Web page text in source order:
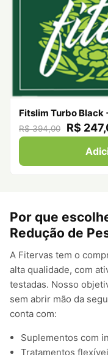
Fitslim Turbo Black
R$ 394,00 R$
Por que
Redução de
A Fitervas tem o
alta qualidade, com
testadas. Nosso
sem abrir mão da
conta com:
Suplementos com
Tratamentos